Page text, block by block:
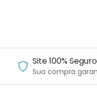
Site 100% Seguro
Sua compra